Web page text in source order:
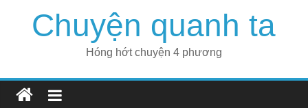
Chuyện quanh ta
Hóng hớt chuyện 4 phương